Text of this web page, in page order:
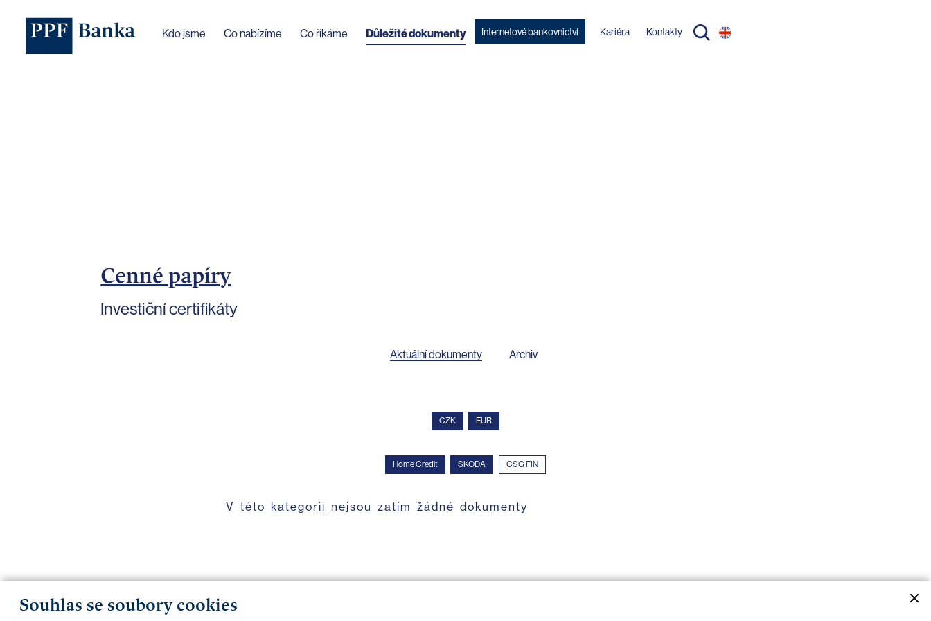
Souhlas se soubory cookies
Kdo jsme Co nabízíme Co říkáme Důležité dokumenty Internetové bankovnictví Kariéra Kontakty
Cenné papíry
Investiční certifikáty
Aktuální dokumenty Archiv
CZK EUR
Home Credit SKODA CSG FIN
V této kategorii nejsou zatím žádné dokumenty